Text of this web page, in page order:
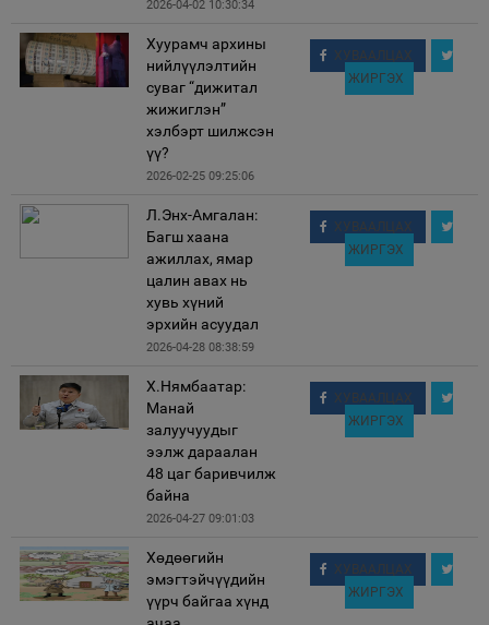
2026-04-02 10:30:34
Хуурамч архины
нийлүүлэлтийн
суваг “дижитал
жижиглэн”
хэлбэрт шилжсэн
үү?
2026-02-25 09:25:06
ХУВААЛЦАХ
ЖИРГЭХ
Л.Энх-Амгалан:
Багш хаана
ажиллах, ямар
цалин авах нь
хувь хүний
эрхийн асуудал
2026-04-28 08:38:59
ХУВААЛЦАХ
ЖИРГЭХ
Х.Нямбаатар:
Манай
залуучуудыг
ээлж дараалан
48 цаг баривчилж
байна
2026-04-27 09:01:03
ХУВААЛЦАХ
ЖИРГЭХ
Хөдөөгийн
эмэгтэйчүүдийн
үүрч байгаа хүнд
ХУВААЛЦАХ
ЖИРГЭХ